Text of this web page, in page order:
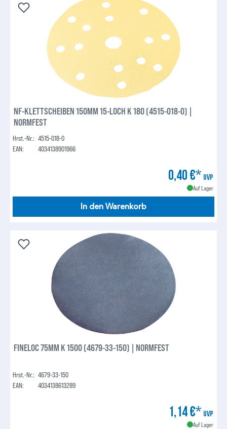
NF-KLETTSCHEIBEN 150MM 15-LOCH K 180 (4515-018-0) |
NORMFEST
Hrst.-Nr.: 4515-018-0
EAN:
4034138901966
0,40 €* UVP
Auf Lager
In den Warenkorb
FINELOC 75MM K 1500 (4679-33-150) | NORMFEST
Hrst.-Nr.: 4679-33-150
EAN:
4034138613289
1,14 €* UVP
Auf Lager